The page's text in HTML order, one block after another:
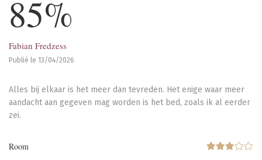
85%
Fabian Fredzess
Publié le 13/04/2026
Alles bij elkaar is het meer dan tevreden. Het enige waar meer
aandacht aan gegeven mag worden is het bed, zoals ik al eerder
zei.
Room